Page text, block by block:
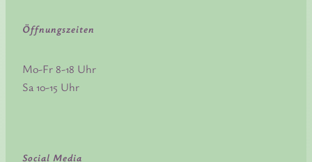
Öffnungszeiten
Mo-Fr 8-18 Uhr
Sa 10-15 Uhr
Social Media